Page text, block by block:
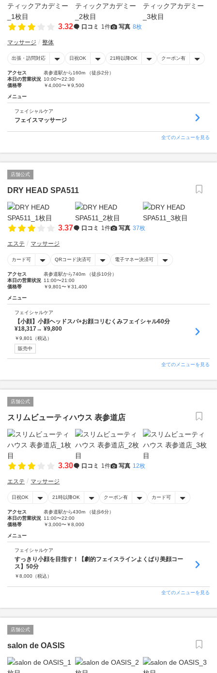
3.32 口コミ 1件 写真 8枚
マッサージ 整体
出張・訪問対応 日祝OK 21時以降OK クーポン有
アクセス
表参道駅から160m （徒歩2分）
本日の営業状況 10:00〜22:30
価格帯
￥4,000〜￥9,500
メニュー
フェイシャルケア
フェイスマッサージ
全てのメニューを見る
店舗公式
DRY HEAD SPA511
3.37 口コミ 1件 写真 37枚
エステ マッサージ
カード可 QRコード決済可 電子マネー決済可
アクセス
表参道駅から740m （徒歩10分）
本日の営業状況 11:00〜21:00
価格帯
￥9,801〜￥31,400
メニュー
フェイシャルケア
【小顔】小顔ヘッドスパ+お顔コリむくみフェイシャル60分
¥18,317→ ¥9,800
￥9,801
（税込）
販売中
全てのメニューを見る
店舗公式
スリムビューティハウス 表参道店
3.30 口コミ 1件 写真 12枚
エステ マッサージ
日祝OK 21時以降OK クーポン有 カード可
アクセス
表参道駅から430m （徒歩6分）
本日の営業状況 11:00〜22:00
価格帯
￥3,000〜￥8,000
メニュー
フェイシャルケア
すっきり小顔を目指す！【劇的フェイスラインよくばり美顔コー
ス】50分
￥8,000 （税込）
全てのメニューを見る
店舗公式
salon de OASIS